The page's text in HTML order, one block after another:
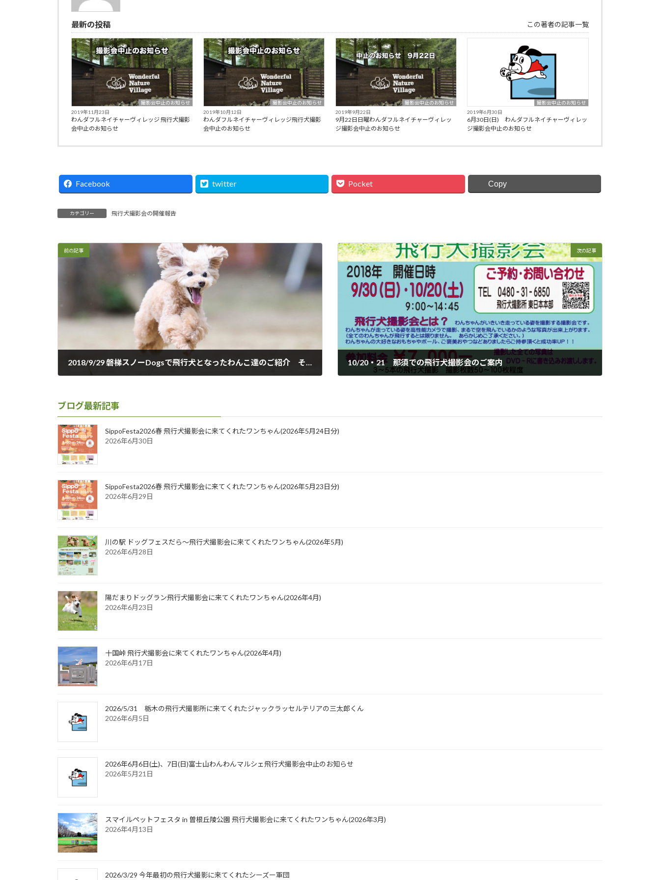
最新の投稿 この著者の記事一覧
撮影会中止のお知らせ
2019年11月23日
わんダフルネイチャーヴィレッジ 飛行犬撮影
会中止のお知らせ
撮影会中止のお知らせ
2019年10月12日
わんダフルネイチャーヴィレッジ飛行犬撮影
会中止のお知らせ
撮影会中止のお知らせ
2019年9月22日
9月22日日曜わんダフルネイチャーヴィレッ
ジ撮影会中止のお知らせ
撮影会中止のお知らせ
2019年6月30日
6月30日(日) わんダフルネイチャーヴィレッ
ジ撮影会中止のお知らせ
Facebook twitter Pocket Copy
カテゴリー 飛行犬撮影会の開催報告
前の記事
2018/9/29 磐梯スノーDogsで飛行犬となったわんこ達のご紹介 その２
次の記事
10/20・21 那須での飛行犬撮影会のご案内
ブログ最新記事
SippoFesta2026春 飛行犬撮影会に来てくれたワンちゃん(2026年5月24日分)
2026年6月30日
SippoFesta2026春 飛行犬撮影会に来てくれたワンちゃん(2026年5月23日分)
2026年6月29日
川の駅 ドッグフェスだら～飛行犬撮影会に来てくれたワンちゃん(2026年5月)
2026年6月28日
陽だまりドッグラン飛行犬撮影会に来てくれたワンちゃん(2026年4月)
2026年6月23日
十国峠 飛行犬撮影会に来てくれたワンちゃん(2026年4月)
2026年6月17日
2026/5/31 栃木の飛行犬撮影所に来てくれたジャックラッセルテリアの三太郎くん
2026年6月5日
2026年6月6日(土)、7日(日)富士山わんわんマルシェ飛行犬撮影会中止のお知らせ
2026年5月21日
スマイルペットフェスタ in 曽根丘陵公園 飛行犬撮影会に来てくれたワンちゃん(2026年3月)
2026年4月13日
2026/3/29 今年最初の飛行犬撮影に来てくれたシーズー軍団